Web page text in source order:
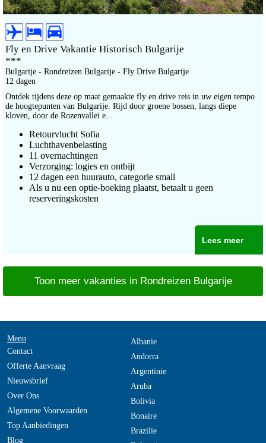
Fly en Drive Vakantie Historisch Bulgarije
***
Bulgarije - Rondreizen Bulgarije - Fly Drive Bulgarije
12 dagen
Ontdek tijdens deze op maat gemaakte fly en drive reis in uw eigen tempo
de hoogtepunten van Bulgarije. Rijd door groene bossen, langs diepe
kloven, door de Rozenvallei e...
Retourvlucht Sofia
Luchthavenbelasting
11 overnachtingen
Verzorging: logies en ontbijt
12 dagen een huurauto, categorie small
Als u nu een optie-boeking plaatst, betaalt u geen
reserveringskosten
Lees meer
Toon meer vakanties in Rondreizen Bulgarije
Menu
Contact
Offerte Aanvraag
Nieuwsbrief
Over Ons
Algemene Voorwaarden
Top Aanbiedingen
Blog
Albanie
Andorra
Argentinie
Aruba
Bolivia
Bonaire
Brazilie